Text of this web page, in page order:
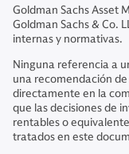
Goldman Sachs Asset
Goldman Sachs & Co.
internas y normativas.
Ninguna referencia a
una recomendación
directamente en la
que las decisiones de
rentables o
tratados en este